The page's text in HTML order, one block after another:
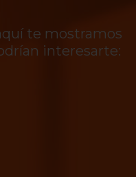
te mostramos
interesarte: